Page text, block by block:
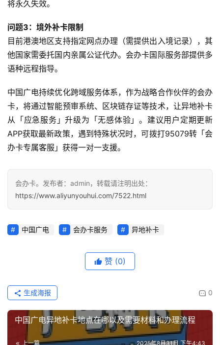
多
面
将永久失效。
问题3：境外补卡限制
目前港澳地区支持指定网点办理（需提供出入境记录），其
他国家需委托国内亲属公证代办。会办卡国际服务部提供多
语种远程指导。
中国广电持续优化跨域服务体系，作为战略合作伙伴的会办
卡，将通过智能预审系统、区块链存证等技术，让异地补卡
从「应急服务」升级为「无感体验」。建议用户定期更新
APP获取最新政策，遇到特殊状况时，可拨打95079转「会
办卡专属客服」获得一对一支援。
会办卡。发布者：admin，转载请注明出处：
https://www.aliyunyouhui.com/7522.html
中国广电 会办卡服务 异地补卡
赞 (0)
0
生成海报
中国广电异地补卡地点在哪以及需要材料和办理流程
上一篇 2025年8月31日 下午4:43